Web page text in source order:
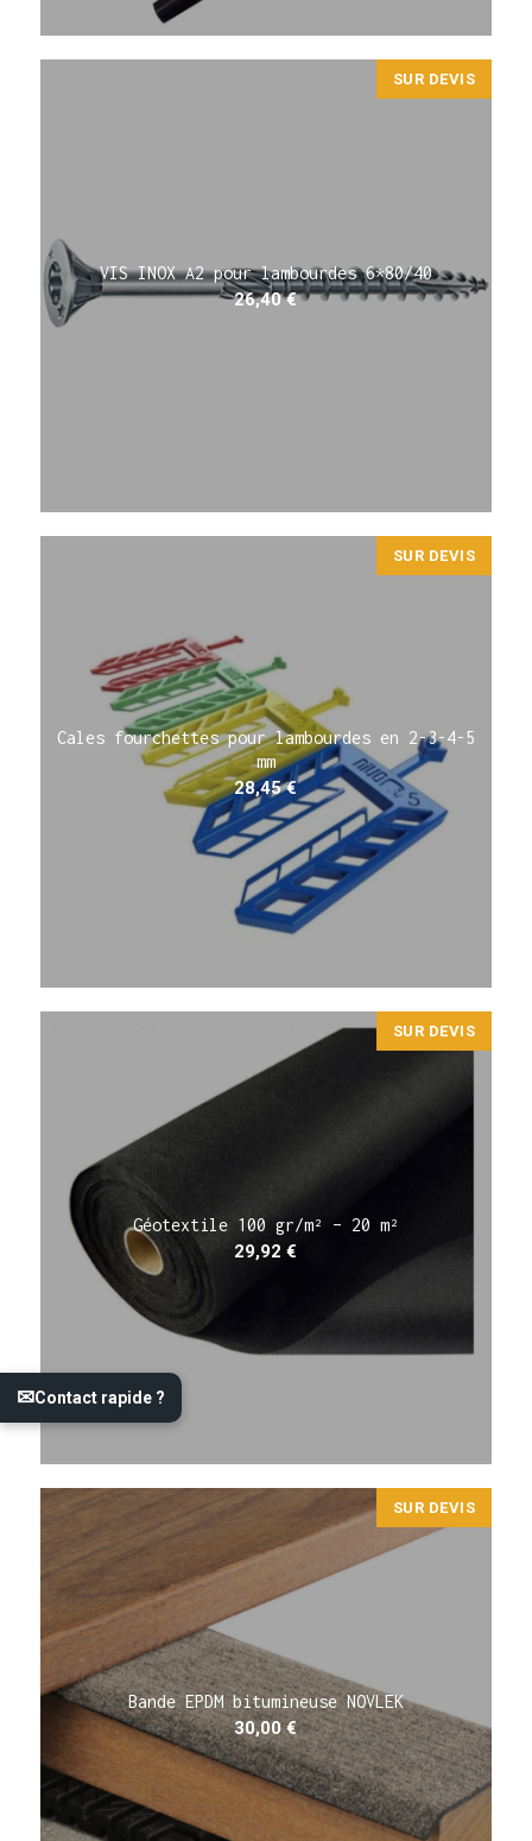
SUR DEVIS
VIS INOX A2 pour lambourdes 6*80/40
26,40€
SUR DEVIS
Cales fourchettes pour lambourdes en 2-3-4-5
mm
28,45€
SUR DEVIS
Géotextile 100 gr/m² – 20 m²
29,92€
SUR DEVIS
Bande EPDM bitumineuse NOVLEK
30,00€
✉Contact rapide ?